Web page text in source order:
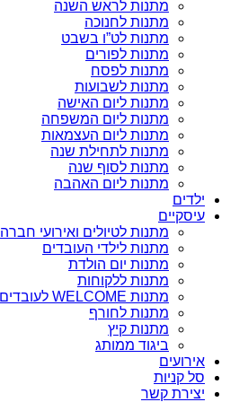
מתנות לראש השנה
מתנות לחנוכה
מתנות לט”ו בשבט
מתנות לפורים
מתנות לפסח
מתנות לשבועות
מתנות ליום האישה
מתנות ליום המשפחה
מתנות ליום העצמאות
מתנות לתחילת שנה
מתנות לסוף שנה
מתנות ליום האהבה
ילדים
עיסקיים
מתנות לטיולים ואירועי חברה
מתנות לילדי העובדים
מתנות יום הולדת
מתנות ללקוחות
מתנות WELCOME לעובדים
מתנות לחורף
מתנות קיץ
ביגוד ממותג
אירועים
סל קניות
יצירת קשר